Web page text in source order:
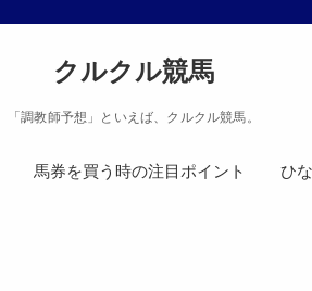
クルクル競馬
「調教師予想」といえば、クルクル競馬。
馬券を買う時の注目ポイント ひ